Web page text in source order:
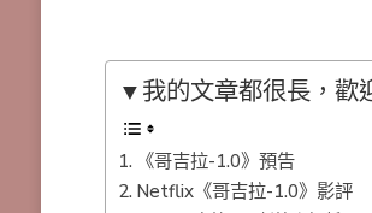
▼我的文章都很長，
《哥吉拉-1.0》預告
Netflix《哥吉拉-1.0》影評